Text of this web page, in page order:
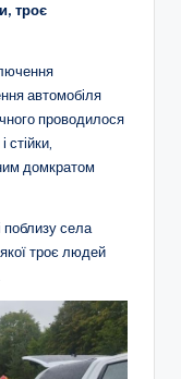
троє
автомобіля
проводилося
стійки,
домкратом
села
троє людей